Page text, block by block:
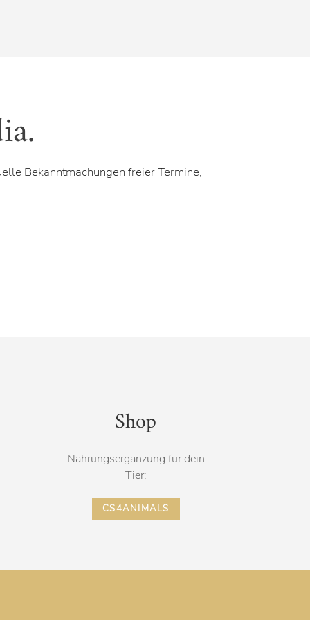
Bekanntmachungen freier Termine,
Shop
Nahrungs­ergänzung für dein
Tier:
CS4ANIMALS